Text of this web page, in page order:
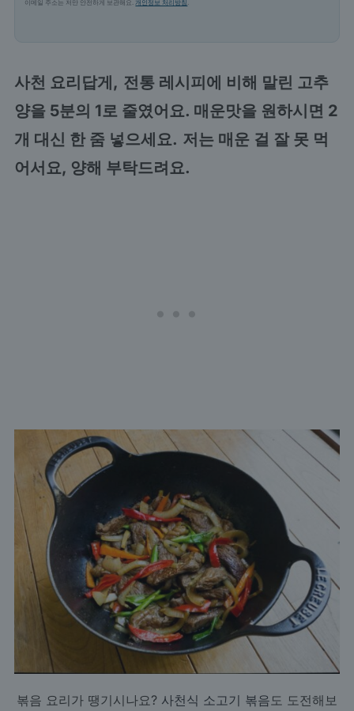
이메일 주소는 저만 안전하게 보관해요. 개인정보 처리방침
사천 요리답게, 전통 레시피에 비해 말린 고추
양을 5분의 1로 줄였어요. 매운맛을 원하시면 2
개 대신 한 줌 넣으세요. 저는 매운 걸 잘 못 먹
어서요, 양해 부탁드려요.
볶음 요리가 땡기시나요? 사천식 소고기 볶음도 도전해보